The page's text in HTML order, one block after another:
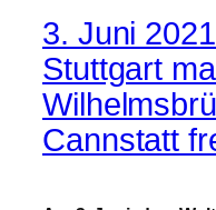
3. Juni
Stuttgart
Cannstatt